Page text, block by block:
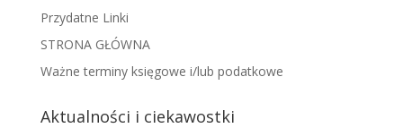
Przydatne Linki
STRONA GŁÓWNA
Ważne terminy księgowe i/lub podatkowe
Aktualności i ciekawostki